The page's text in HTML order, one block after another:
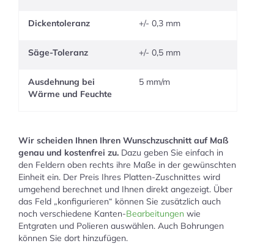
Dickentoleranz +/- 0,3 mm
Säge-Toleranz +/- 0,5 mm
Ausdehnung bei
Wärme und Feuchte
5 mm/m
Wir scheiden Ihnen Ihren Wunschzuschnitt auf Maß
genau und kostenfrei zu. Dazu geben Sie einfach in
den Feldern oben rechts ihre Maße in der gewünschten
Einheit ein. Der Preis Ihres Platten-Zuschnittes wird
umgehend berechnet und Ihnen direkt angezeigt. Über
das Feld „konfigurieren“ können Sie zusätzlich auch
noch verschiedene Kanten-Bearbeitungen wie
Entgraten und Polieren auswählen. Auch Bohrungen
können Sie dort hinzufügen.